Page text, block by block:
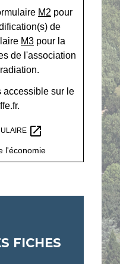
M2 pour
de
M3pour la
de l'association
accessible sur le
open_in_new
l'économie
FICHES